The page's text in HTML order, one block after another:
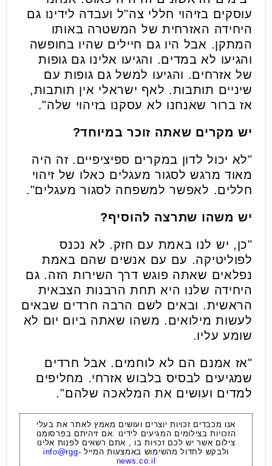
עוסקים בזיהוי חללי צה"ל ועבדה לידינו גם
היחידה האזרחית של המשטרה באותו
המתקן. אבל היו גם חיילים שהיו בחופשה
והגיעו לא במדים. והגיעו אלינו גם גופות
של אזרחים. והגיעו למשל גם גופות עם
שיניים תותבות. לאף ישראלי אין תותבות,
אז ברור שאנחנו לא עסקנו בזיהוי שלה".
יש מקרים שאתה זוכר במיוחד?
"לא יכול לדון במקרים ספיציפיים. זה היה
מאוד מרגש לסגור מעגלים כאלו של זיהוי
חללים. לאפשר למשפחה לסגור מעגלים".
יש משהו שתרצה להוסיף?
"כן, יש לנו באמת עם חזק. לא נכנס
לפוליטיקה. עם עם אנשים שהם באמת
נפלאים שאתה פוגש דרך השירות הזה. גם
היחידה שלנו היא תחת הרבנות הצבאית
הראשית. ובאים לשם הרבה חרדים שבאים
לעשות מילואים. משהו שאתה ביום יום לא
שומע עליו.
"אז אמנם הם לא לוחמים. אבל חרדים
שמגיעים לבסיס בלבוש אזרחי. מחליפים
למדים ועושים את המלאכה שלהם".
אנו מכבדים זכויות יוצרים ועושים מאמץ לאתר את בעלי
הזכויות בצילומים המגיעים לידינו .אם זיהיתם בפרסומנו
צילום אשר יש לכם זכויות בו , אתם רשאים לפנות אלינו
ולבקש לחדול מהשימוש באמצעות המייל info@rgg-
news.co.il